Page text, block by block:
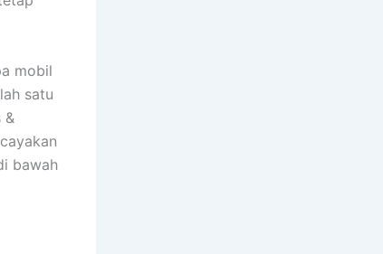
mobil
satu
&
bawah